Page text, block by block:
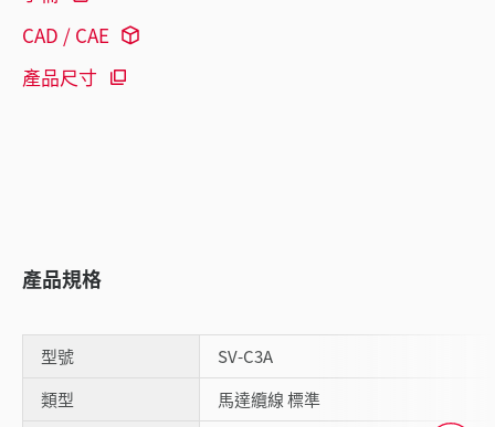
CAD / CAE
產品尺寸
產品規格
型號
SV-C3A
類型
馬達纜線 標準